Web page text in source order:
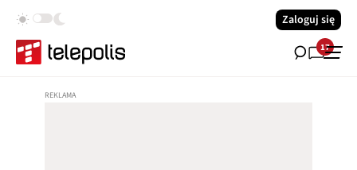
Zaloguj się
17